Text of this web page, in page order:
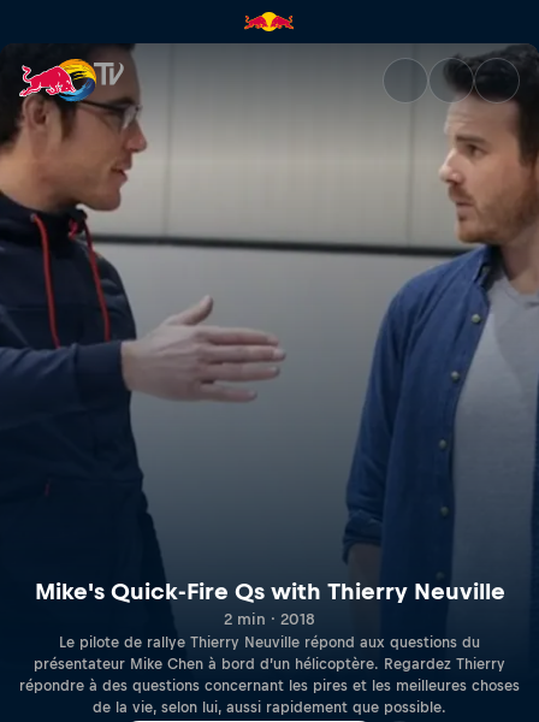
Mike's Quick-Fire Qs with
Mike's Quick-Fire Qs with Thierry Neuville
2 min · 2018
Le pilote de rallye Thierry Neuville répond aux questions du
présentateur Mike Chen à bord d’un hélicoptère. Regardez Thierry
répondre à des questions concernant les pires et les meilleures choses
de la vie, selon lui, aussi rapidement que possible.